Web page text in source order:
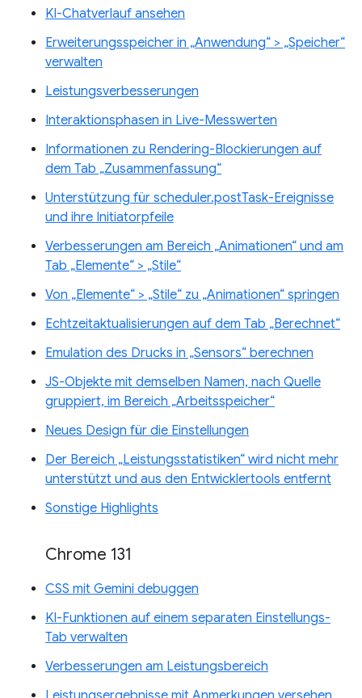
KI-Chatverlauf ansehen
Erweiterungsspeicher in „Anwendung“ > „Speicher“
verwalten
Leistungsverbesserungen
Interaktionsphasen in Live-Messwerten
Informationen zu Rendering-Blockierungen auf
dem Tab „Zusammenfassung“
Unterstützung für scheduler.postTask-Ereignisse
und ihre Initiatorpfeile
Verbesserungen am Bereich „Animationen“ und am
Tab „Elemente“ > „Stile“
Von „Elemente“ > „Stile“ zu „Animationen“ springen
Echtzeitaktualisierungen auf dem Tab „Berechnet“
Emulation des Drucks in „Sensors“ berechnen
JS-Objekte mit demselben Namen, nach Quelle
gruppiert, im Bereich „Arbeitsspeicher“
Neues Design für die Einstellungen
Der Bereich „Leistungsstatistiken“ wird nicht mehr
unterstützt und aus den Entwicklertools entfernt
Sonstige Highlights
Chrome 131
CSS mit Gemini debuggen
KI-Funktionen auf einem separaten Einstellungs-
Tab verwalten
Verbesserungen am Leistungsbereich